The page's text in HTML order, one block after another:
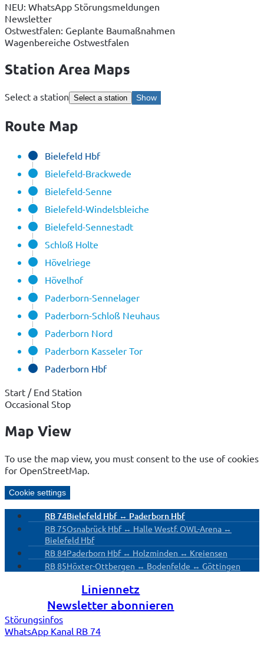
NEU: WhatsApp Störungsmeldungen
Newsletter
Ostwestfalen: Geplante Baumaßnahmen
Wagenbereiche Ostwestfalen
Station Area Maps
Select a station Select a station Show
Route Map
Bielefeld Hbf
Bielefeld-Brackwede
Bielefeld-Senne
Bielefeld-Windelsbleiche
Bielefeld-Sennestadt
Schloß Holte
Hövelriege
Hövelhof
Paderborn-Sennelager
Paderborn-Schloß Neuhaus
Paderborn Nord
Paderborn Kasseler Tor
Paderborn Hbf
Start / End Station
Occasional Stop
Map View
To use the map view, you must consent to the use of cookies
for OpenStreetMap.
Cookie settings
RB 74Bielefeld Hbf ↔ Paderborn Hbf
RB 75Osnabrück Hbf ↔ Halle Westf. OWL-Arena ↔
Bielefeld Hbf
RB 84Paderborn Hbf ↔ Holzminden ↔ Kreiensen
RB 85Höxter-Ottbergen ↔ Bodenfelde ↔ Göttingen
Liniennetz
Newsletter abonnieren
Störungsinfos
WhatsApp Kanal RB 74